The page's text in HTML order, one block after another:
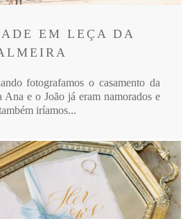
EM LEÇA DA
fotografamos o casamento da
Ana e o João já eram namorados e
iríamos...